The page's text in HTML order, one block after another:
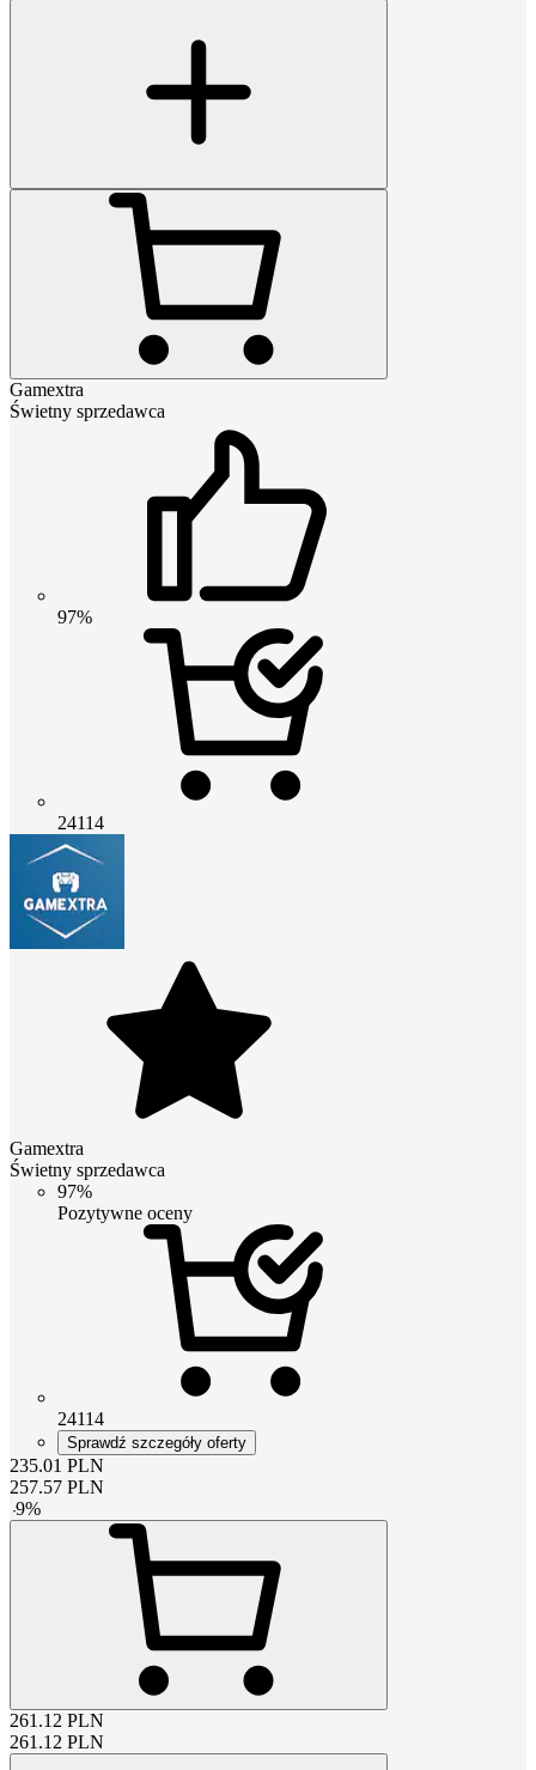
Gamextra
Świetny sprzedawca
97%
24114
Gamextra
Świetny sprzedawca
97%
Pozytywne oceny
24114
Sprawdź szczegóły oferty
235.01 PLN
257.57 PLN
-9%
261.12 PLN
261.12 PLN